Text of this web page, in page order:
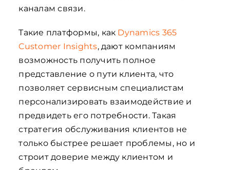
каналам связи.
Такие платформы, как Dynamics 365
Customer Insights, дают компаниям
возможность получить полное
представление о пути клиента, что
позволяет сервисным специалистам
персонализировать взаимодействие и
предвидеть его потребности. Такая
стратегия обслуживания клиентов не
только быстрее решает проблемы, но и
строит доверие между клиентом и